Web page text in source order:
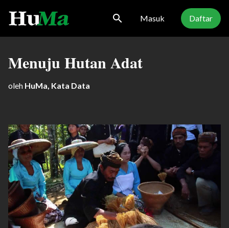
search Masuk Daftar
Menuju Hutan Adat
oleh HuMa, Kata Data